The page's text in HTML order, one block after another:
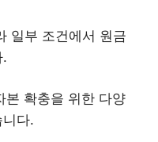
일부 조건에서 원금
.
본 확충을 위한 다양
다.